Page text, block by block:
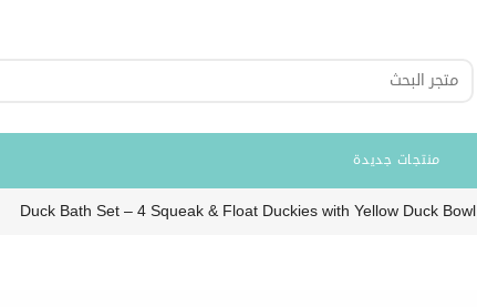
منتجات جديدة
Duck Bath Set – 4 Squeak & Float Duckies with Yellow Duck Bowl